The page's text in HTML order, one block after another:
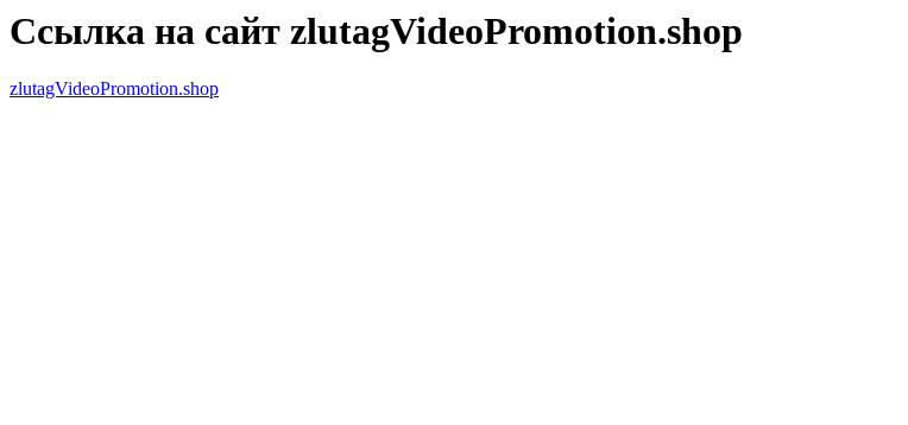
Ссылка на сайт zlutagVideoPromotion.shop
zlutagVideoPromotion.shop